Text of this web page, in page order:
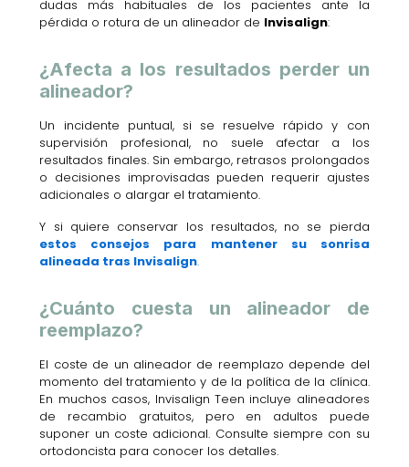
dudas más habituales de los pacientes ante la
pérdida o rotura de un alineador de Invisalign:
¿Afecta a los resultados perder un
alineador?
Un incidente puntual, si se resuelve rápido y con
supervisión profesional, no suele afectar a los
resultados finales. Sin embargo, retrasos prolongados
o decisiones improvisadas pueden requerir ajustes
adicionales o alargar el tratamiento.
Y si quiere conservar los resultados, no se pierda
estos consejos para mantener su sonrisa
alineada tras Invisalign.
¿Cuánto cuesta un alineador de
reemplazo?
El coste de un alineador de reemplazo depende del
momento del tratamiento y de la política de la clínica.
En muchos casos, Invisalign Teen incluye alineadores
de recambio gratuitos, pero en adultos puede
suponer un coste adicional. Consulte siempre con su
ortodoncista para conocer los detalles.